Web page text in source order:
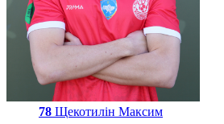
78 Щекотилін Максим